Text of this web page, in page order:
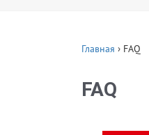
Главная › FAQ
FAQ